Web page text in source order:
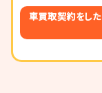
車買取契約をし